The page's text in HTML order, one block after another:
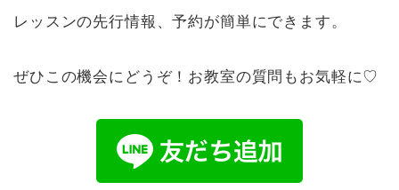
レッスンの先行情報、予約が簡単にできます。
ぜひこの機会にどうぞ！お教室の質問もお気軽に♡